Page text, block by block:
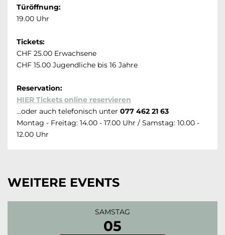
Türöffnung:
19.00 Uhr
Tickets:
CHF 25.00 Erwachsene
CHF 15.00 Jugendliche bis 16 Jahre
Reservation:
HIER Tickets online reservieren
...oder auch telefonisch unter 077 462 21 63
Montag - Freitag: 14.00 - 17.00 Uhr / Samstag: 10.00 -
12.00 Uhr
WEITERE EVENTS
SAMSTAG
05